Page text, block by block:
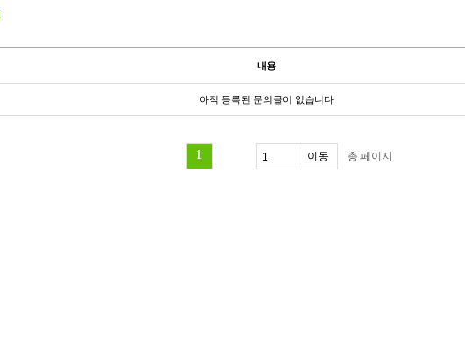
내용
아직 등록된 문의글이 없습니다
1 총 페이지